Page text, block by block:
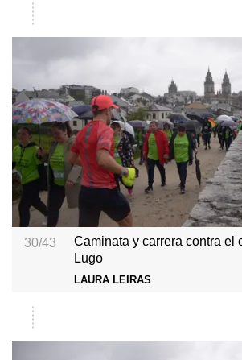
30/43
Caminata y carrera contra el
Lugo
LAURA LEIRAS